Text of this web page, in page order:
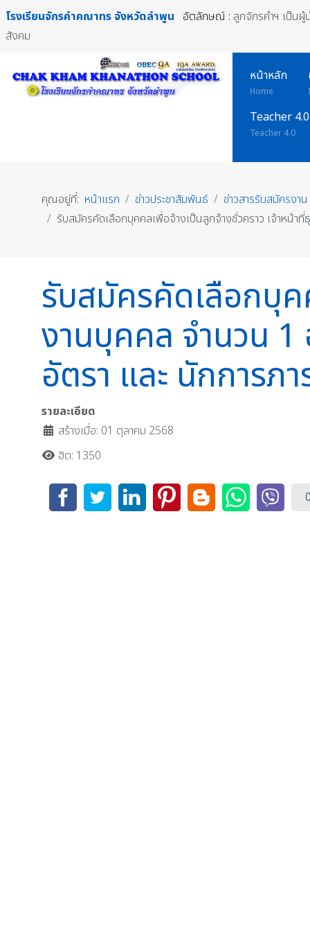
โรงเรียนจักรคำคณาทร จังหวัดลำพูน อัตลักษณ์ : ลูกจักรคำฯ เป็น
สังคม
หน้าหลัก
Home
Teacher 4.0
Teacher 4.0
คุณอยู่ที่: หน้าแรก ข่าวประชาสัมพันธ์
ข่าวสารรับสมัครงาน
รับสมัครคัดเลือกบุคคลเพื่อจ้างเป็นลูกจ้างชั่วคราว เจ้าหน้า
รับสมัครคัดเลือกบุค
งานบุคคล จำนวน 1
อัตรา และ นักการภ
รายละเอียด
สร้างเมื่อ: 01 ตุลาคม 2568
ฮิต: 1350
0